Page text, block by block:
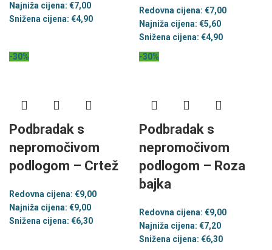
Najniža cijena: €7,00
Snižena cijena: €4,90
Redovna cijena: €7,00
Najniža cijena: €5,60
Snižena cijena: €4,90
-30%
Podbradak s
nepromočivom
podlogom – Crtež
Redovna cijena: €9,00
Najniža cijena: €9,00
Snižena cijena: €6,30
-30%
Podbradak s
nepromočivom
podlogom – Roza
bajka
Redovna cijena: €9,00
Najniža cijena: €7,20
Snižena cijena: €6,30